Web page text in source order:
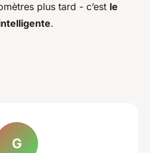
plus tard - c’est le
.
G